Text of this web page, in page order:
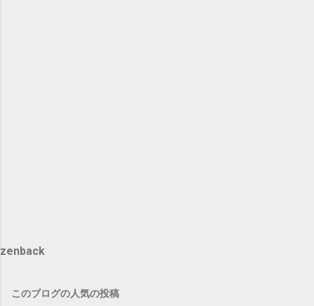
zenback
このブログの人気の投稿